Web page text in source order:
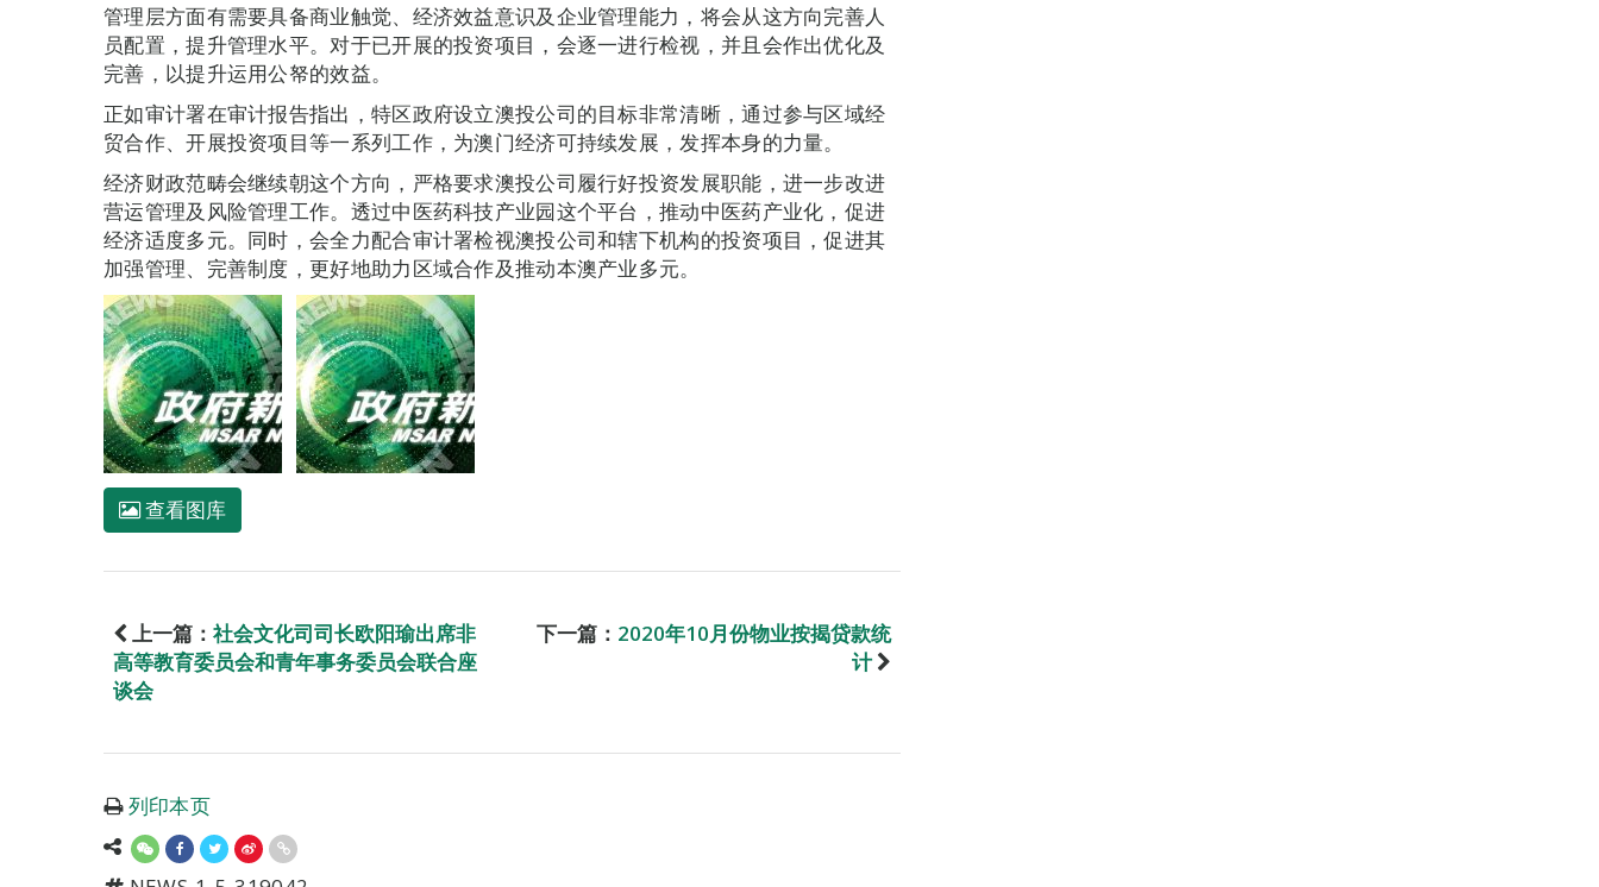
管理层方面有需要具备商业触觉、经济效益意识及企业管理能力，将会从这方向完善人
员配置，提升管理水平。对于已开展的投资项目，会逐一进行检视，并且会作出优化及
完善，以提升运用公帑的效益。
正如审计署在审计报告指出，特区政府设立澳投公司的目标非常清晰，通过参与区域经
贸合作、开展投资项目等一系列工作，为澳门经济可持续发展，发挥本身的力量。
经济财政范畴会继续朝这个方向，严格要求澳投公司履行好投资发展职能，进一步改进
营运管理及风险管理工作。透过中医药科技产业园这个平台，推动中医药产业化，促进
经济适度多元。同时，会全力配合审计署检视澳投公司和辖下机构的投资项目，促进其
加强管理、完善制度，更好地助力区域合作及推动本澳产业多元。
查看图库
上一篇： 社会文化司司长欧阳瑜出席非
高等教育委员会和青年事务委员会联合座
谈会
下一篇： 2020年10月份物业按揭贷款统
计
列印本页